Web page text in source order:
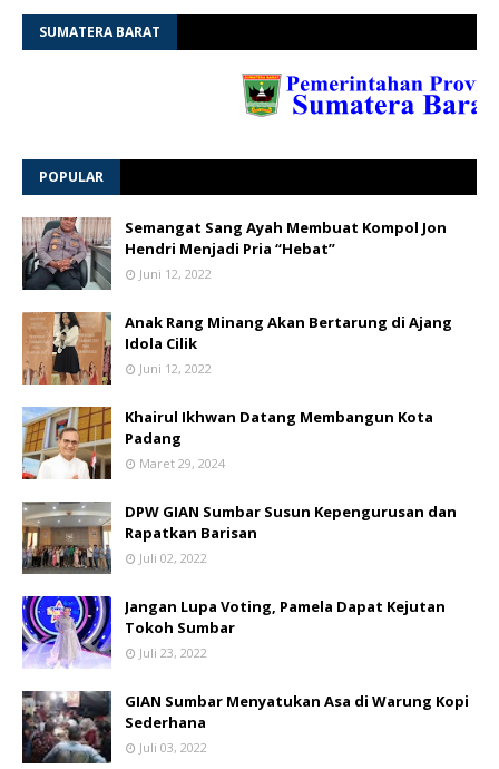
SUMATERA BARAT
POPULAR
Semangat Sang Ayah Membuat Kompol Jon
Hendri Menjadi Pria “Hebat”
Juni 12, 2022
Anak Rang Minang Akan Bertarung di Ajang
Idola Cilik
Juni 12, 2022
Khairul Ikhwan Datang Membangun Kota
Padang
Maret 29, 2024
DPW GIAN Sumbar Susun Kepengurusan dan
Rapatkan Barisan
Juli 02, 2022
Jangan Lupa Voting, Pamela Dapat Kejutan
Tokoh Sumbar
Juli 23, 2022
GIAN Sumbar Menyatukan Asa di Warung Kopi
Sederhana
Juli 03, 2022